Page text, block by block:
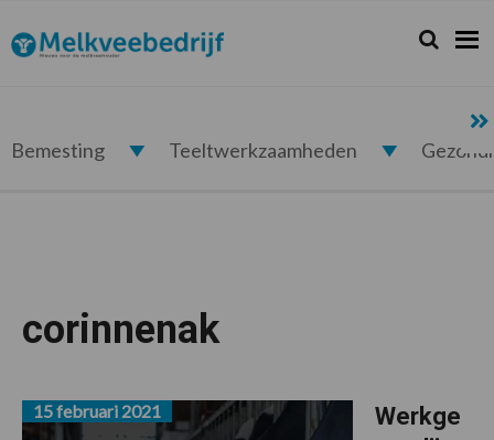
de
hoofdnavigatie
de
hoofd
de
voettekst
Melkveebedrijf.nl Zoeken...
Zoek
Bemesting Teeltwerkzaamheden
corinnenak
Werkge
15 februari 2021